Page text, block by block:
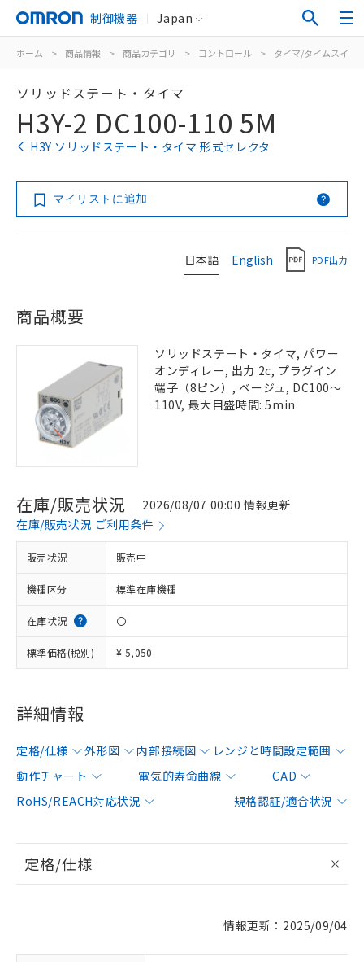
制御機器 Japan
ホーム > 商品情報 > 商品カテゴリ > コントロール > タイマ/タイムスイッ
ソリッドステート・タイマ
H3Y-2 DC100-110 5M
H3Y ソリッドステート・タイマ 形式セレクタ
マイリストに追加
日本語 English PDF出力
商品概要
ソリッドステート・タイマ, パワー
オンディレー, 出力 2c, プラグイン
端子（8ピン）, ベージュ, DC100～
110V, 最大目盛時間: 5min
在庫/販売状況
2026/08/07 00:00 情報更新
在庫/販売状況 ご利用条件
販売状況 販売中
機種区分 標準在庫機種
在庫状況 〇
標準価格(税別) ¥ 5,050
詳細情報
定格/仕様 外形図 内部接続図
レンジと時間設定範囲
動作チャート
電気的寿命曲線
CAD
RoHS/REACH対応状況
規格認証/適合状況
定格/仕様
情報更新：2025/09/04